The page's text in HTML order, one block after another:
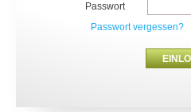
Passwort
Passwort vergessen?